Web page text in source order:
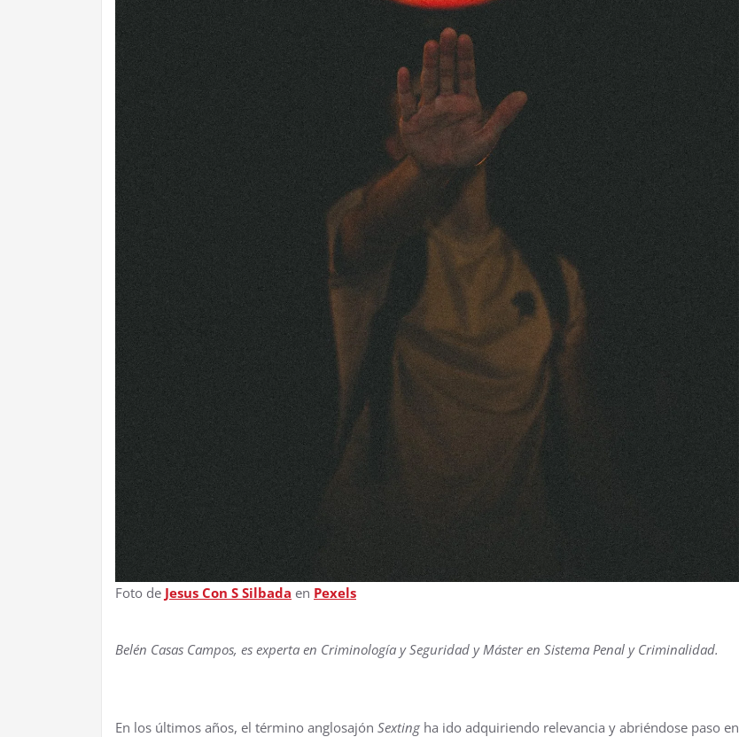
Foto de Jesus Con S Silbada en Pexels
Belén Casas Campos, es experta en Criminología y Seguridad y Máster en Sistema Penal y Criminalidad.
En los últimos años, el término anglosajón Sexting ha ido adquiriendo relevancia y abriéndose paso en